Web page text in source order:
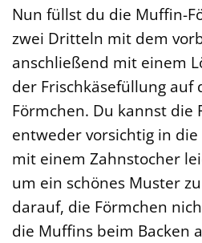
Nun füllst du die Muffin-
zwei Dritteln mit dem
anschließend mit einem
der Frischkäsefüllung auf
Förmchen. Du kannst die
entweder vorsichtig in
mit einem Zahnstocher
um ein schönes Muster
darauf, die Förmchen
die Muffins beim Backen